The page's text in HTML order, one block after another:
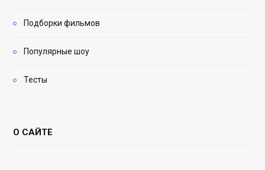
Подборки фильмов
Популярные шоу
Тесты
О САЙТЕ